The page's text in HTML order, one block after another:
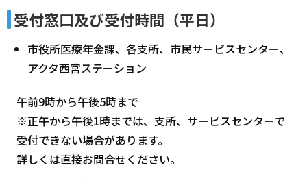
受付窓口及び受付時間（平日）
市役所医療年金課、各支所、市民サービスセンター、
アクタ西宮ステーション
午前9時から午後5時まで
※正午から午後1時までは、支所、サービスセンターで
受付できない場合があります。
詳しくは直接お問合せください。